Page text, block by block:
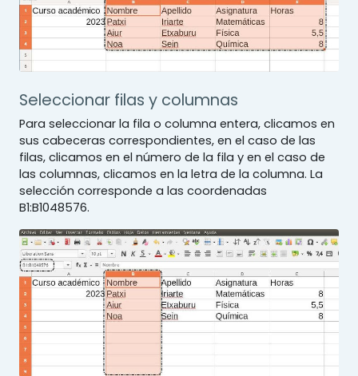
Seleccionar filas y columnas
Para seleccionar la fila o columna entera, clicamos en
sus cabeceras correspondientes, en el caso de las
filas, clicamos en el número de la fila y en el caso de
las columnas, clicamos en la letra de la columna. La
selección corresponde a las coordenadas
B1:B1048576.